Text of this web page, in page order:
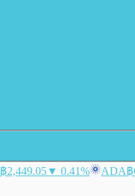
฿2,449.05▼ 0.41% ADA฿